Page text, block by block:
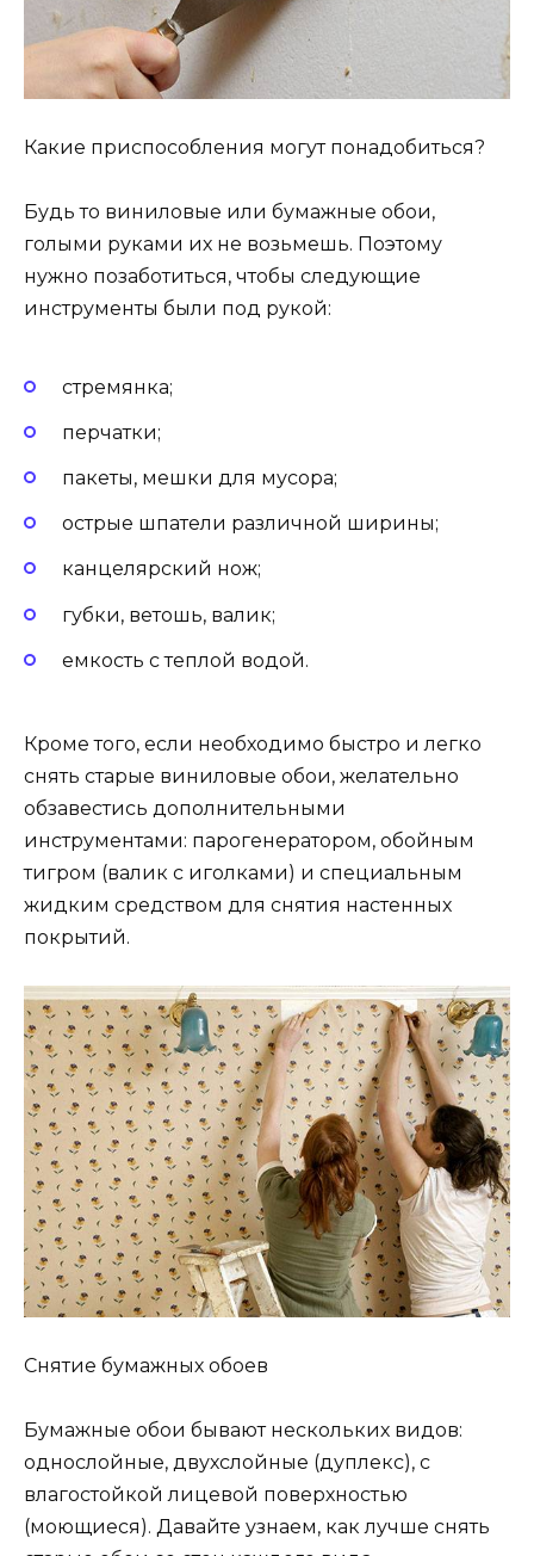
Какие приспособления могут понадобиться?
Будь то виниловые или бумажные обои,
голыми руками их не возьмешь. Поэтому
нужно позаботиться, чтобы следующие
инструменты были под рукой:
стремянка;
перчатки;
пакеты, мешки для мусора;
острые шпатели различной ширины;
канцелярский нож;
губки, ветошь, валик;
емкость с теплой водой.
Кроме того, если необходимо быстро и легко
снять старые виниловые обои, желательно
обзавестись дополнительными
инструментами: парогенератором, обойным
тигром (валик с иголками) и специальным
жидким средством для снятия настенных
покрытий.
Снятие бумажных обоев
Бумажные обои бывают нескольких видов:
однослойные, двухслойные (дуплекс), с
влагостойкой лицевой поверхностью
(моющиеся). Давайте узнаем, как лучше снять